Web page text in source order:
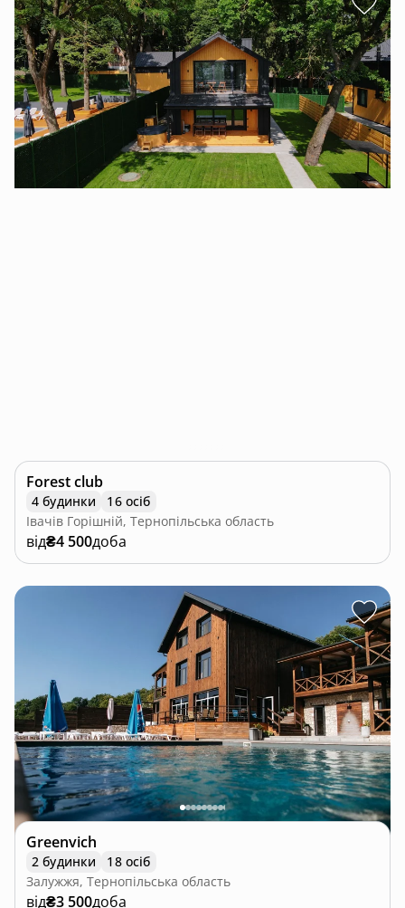
Forest club
4 будинки
16 осіб
Івачів Горішній, Тернопільська область
від₴4 500доба
Greenvich
2 будинки
18 осіб
Залужжя, Тернопільська область
від₴3 500доба